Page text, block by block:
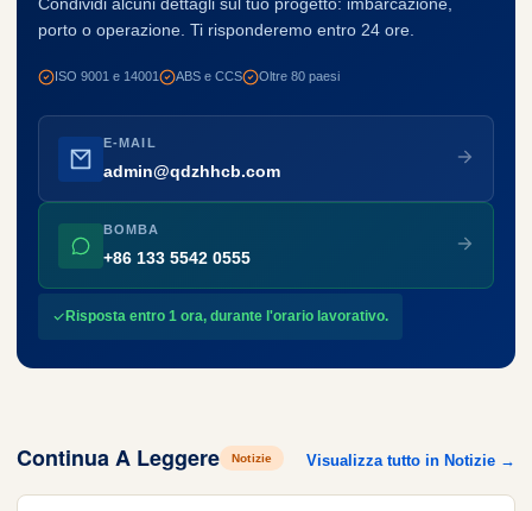
Condividi alcuni dettagli sul tuo progetto: imbarcazione,
porto o operazione. Ti risponderemo entro 24 ore.
ISO 9001 e 14001 ABS e CCS Oltre 80 paesi
E-MAIL
admin@qdzhhcb.com
BOMBA
+86 133 5542 0555
Risposta entro 1 ora, durante l'orario lavorativo.
Continua A Leggere Notizie Visualizza tutto in Notizie →